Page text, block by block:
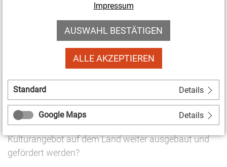
Kultur:
Gelingende
Dekolonialisierung
05.12.2022 12:54
Land-Art (?) – Kultur in ländlichen
Der Deutsche Kulturrat und der Landschaftsverband
Westfalen-Lippe legen ein gemeinsames Dossier zu
Kulturarbeit in ländlichen Räumen vor. Die Beiträge
drehen sich um die zentrale Frage: Wie kann das
Kulturangebot auf dem Land weiter ausgebaut und
gefördert werden?
Impressum
AUSWAHL BESTÄTIGEN
ALLE AKZEPTIEREN
Standard Details
Google Maps Details